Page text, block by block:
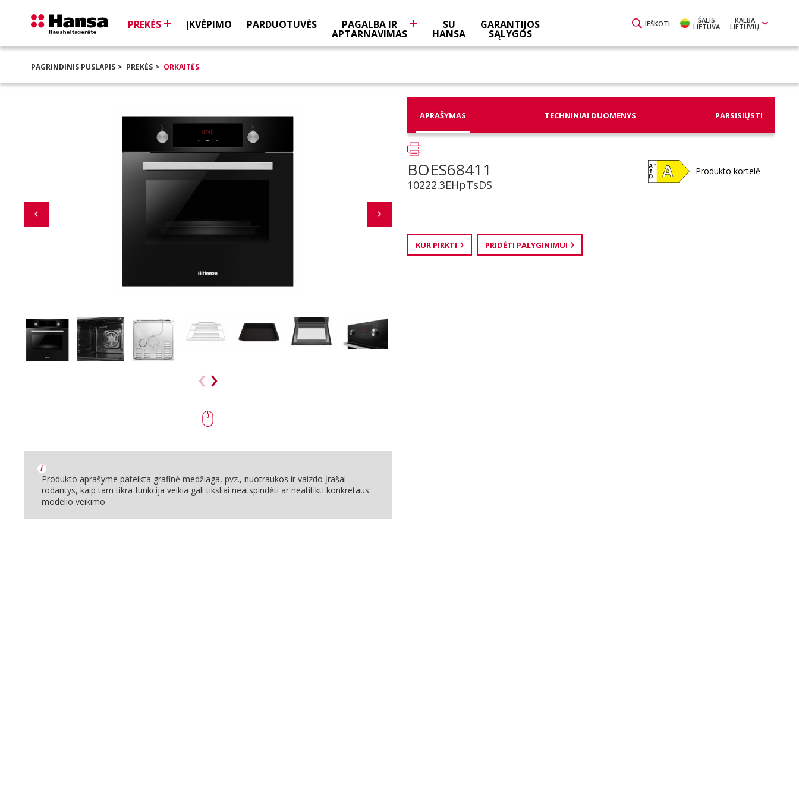
IEŠKOTI ŠALIS
LIETUVA
KALBA
LIETUVIŲ
PREKĖS ĮKVĖPIMO PARDUOTUVĖS PAGALBA IR
APTARNAVIMAS
SU
HANSA
GARANTIJOS
SĄLYGOS
PAGRINDINIS PUSLAPIS PREKĖS ORKAITĖS
i
Produkto aprašyme pateikta grafinė medžiaga, pvz., nuotraukos ir vaizdo įrašai
rodantys, kaip tam tikra funkcija veikia gali tiksliai neatspindėti ar neatitikti konkretaus
modelio veikimo.
APRAŠYMAS TECHNINIAI DUOMENYS PARSISIŲSTI
BOES68411
10222.3EHpTsDS
Produkto kortelė
KUR PIRKTI PRIDĖTI PALYGINIMUI